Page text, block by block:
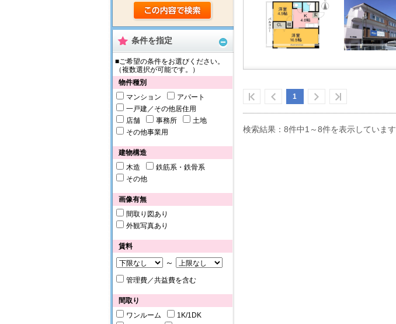
条件を指定
■ご希望の条件をお選びください。
（複数選択が可能です。）
物件種別
マンション
アパート
一戸建／その他居住用
店舗
事務所
土地
その他事業用
建物構造
木造
鉄筋系・鉄骨系
その他
画像有無
間取り図あり
外観写真あり
賃料
～
管理費／共益費を含む
間取り
ワンルーム
1K/1DK
1
検索結果：8件中1～8件を表示しています